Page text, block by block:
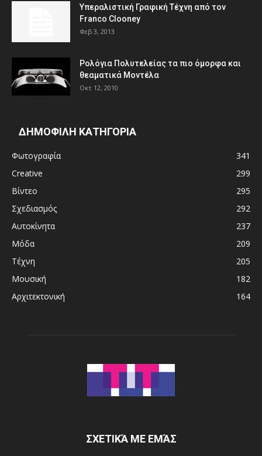
Υπεραλιστική Γραφική Τέχνη από τον
Franco Clooney
Φεβ 3, 2013
Ρολόγια Πολυτελείας τα πιο όμορφα και
θεαματικά Μοντέλα
Οκτ 12, 2010
ΔΗΜΟΦΙΛΗ ΚΑΤΗΓΟΡΙΑ
Φωτογραφία
341
Creative
299
Βίντεο
295
Σχεδιασμός
292
Αυτοκίνητα
237
Μόδα
209
Τέχνη
205
Μουσική
182
Αρχιτεκτονική
164
ΣΧΕΤΙΚΆ ΜΕ ΕΜΆΣ